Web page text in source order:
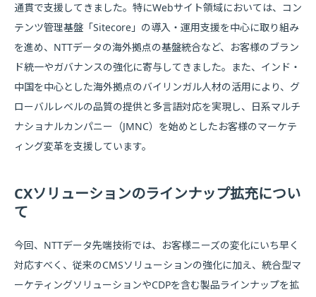
通貫で支援してきました。特にWebサイト領域においては、コン
テンツ管理基盤「Sitecore」の導入・運用支援を中心に取り組み
を進め、NTTデータの海外拠点の基盤統合など、お客様のブラン
ド統一やガバナンスの強化に寄与してきました。また、インド・
中国を中心とした海外拠点のバイリンガル人材の活用により、グ
ローバルレベルの品質の提供と多言語対応を実現し、日系マルチ
ナショナルカンパニー（JMNC）を始めとしたお客様のマーケテ
ィング変革を支援しています。
CXソリューションのラインナップ拡充につい
て
今回、NTTデータ先端技術では、お客様ニーズの変化にいち早く
対応すべく、従来のCMSソリューションの強化に加え、統合型マ
ーケティングソリューションやCDPを含む製品ラインナップを拡